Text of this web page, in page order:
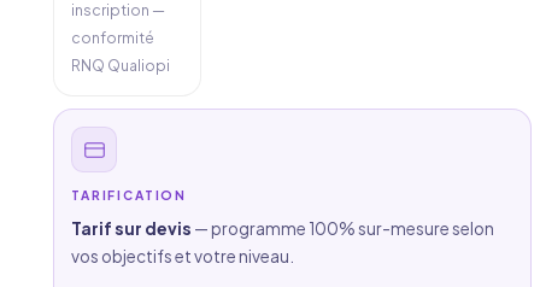
inscription —
conformité
RNQ Qualiopi
TARIFICATION
Tarif sur devis — programme 100% sur-mesure selon
vos objectifs et votre niveau.